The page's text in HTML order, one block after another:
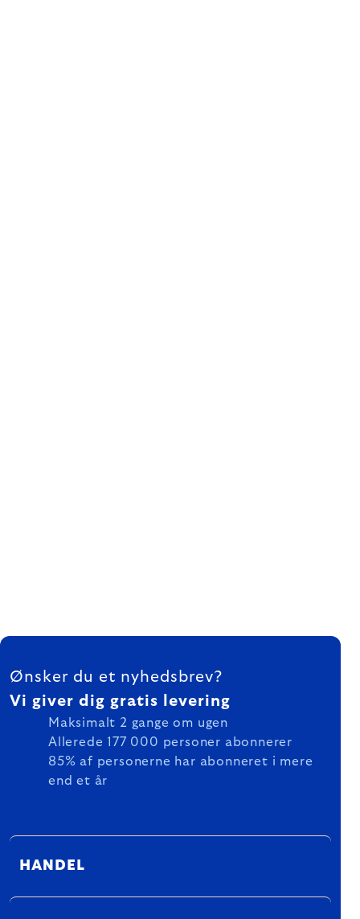
FOOTER
Ønsker du et nyhedsbrev?
Vi giver dig gratis levering
Maksimalt 2 gange om ugen
Allerede 177 000 personer abonnerer
85% af personerne har abonneret i mere
end et år
HANDEL